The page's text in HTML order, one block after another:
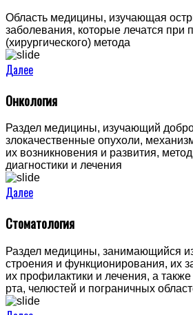
Область медицины, изучающая
заболевания, которые лечатся при
(хирургического) метода
Далее
Онкология
Раздел медицины, изучающий
злокачественные опухоли,
их возникновения и развития,
диагностики и лечения
Далее
Стоматология
Раздел медицины, занимающийся
строения и функционирования, их
их профилактики и лечения, а
рта, челюстей и пограничных